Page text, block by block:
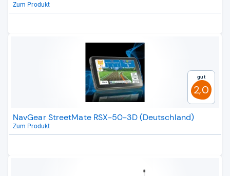
Zum Produkt
Gut
2,0
NavGear StreetMate RSX-50-3D (Deutschland)
Zum Produkt